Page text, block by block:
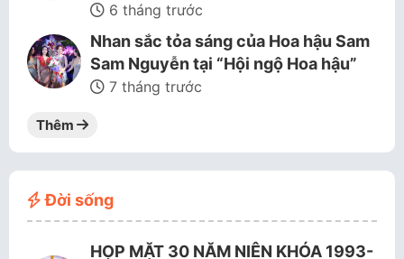
6 tháng trước
Nhan sắc tỏa sáng của Hoa hậu Sam
Sam Nguyễn tại “Hội ngộ Hoa hậu”
7 tháng trước
Thêm
Đời sống
HỌP MẶT 30 NĂM NIÊN KHÓA 1993-